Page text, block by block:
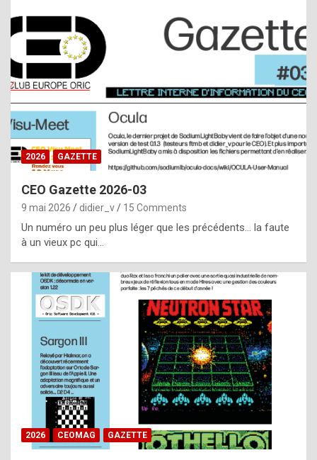
s
t
a
s
i
e
f
o
m
m
a
y
b
e
b
y
2026 GAZETTE
CEO Gazette 2026-03
9 mai 2026 didier_v 15 Comments
Un numéro un peu plus léger que les précédents… la faute
à un vieux pc qui…
2026 CEOMAG GAZETTE